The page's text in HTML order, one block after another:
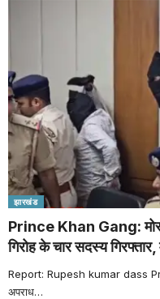
झारखंड
Prince Khan Gang:
गिरोह के चार सदस्य
Report: Rupesh kumar dass
अपराध…